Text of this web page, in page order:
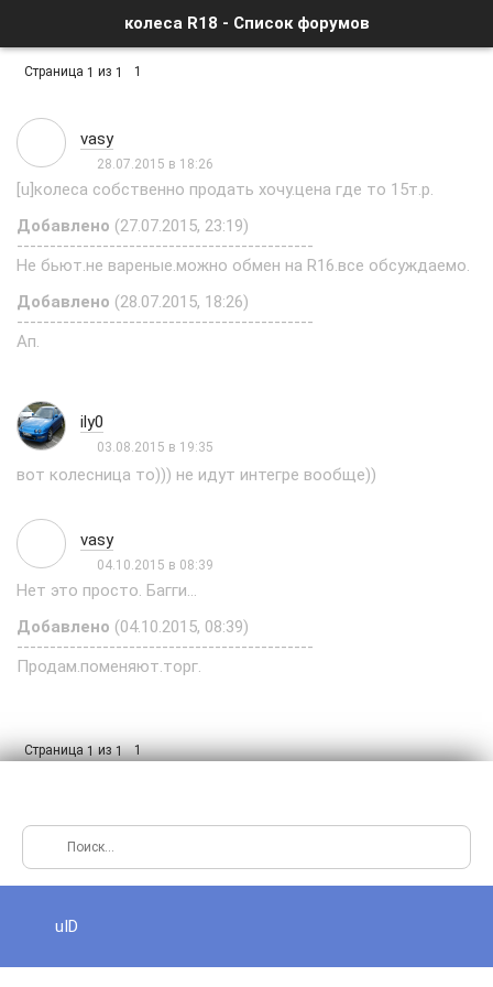
колеса R18 - Список форумов
Страница 1 из 1 1
vasy
28.07.2015 в 18:26
[u]колеса собственно продать хочу.цена где то 15т.р.
Добавлено (27.07.2015, 23:19)
---------------------------------------------
Не бьют.не вареные.можно обмен на R16.все обсуждаемо.
Добавлено (28.07.2015, 18:26)
---------------------------------------------
Ап.
ily0
03.08.2015 в 19:35
вот колесница то))) не идут интегре вообще))
vasy
04.10.2015 в 08:39
Нет это просто. Багги...
Добавлено (04.10.2015, 08:39)
---------------------------------------------
Продам.поменяют.торг.
Страница1из1 1
uID